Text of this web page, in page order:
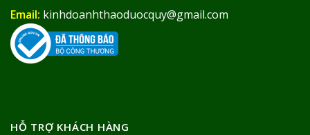
Email: kinhdoanhthaoduocquy@gmail.com
HỖ TRỢ KHÁCH HÀNG